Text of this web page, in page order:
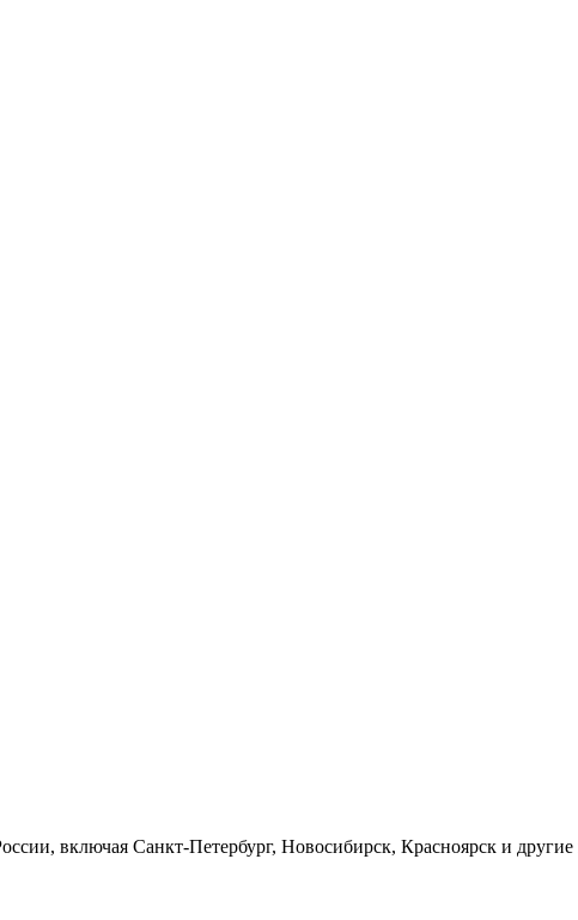
включая Санкт-Петербург, Новосибирск, Красноярск и